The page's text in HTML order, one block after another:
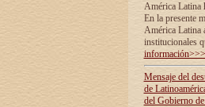
América Latina
En la presente
América Latina
institucionales
información>>>
Mensaje del
de
del Gobierno